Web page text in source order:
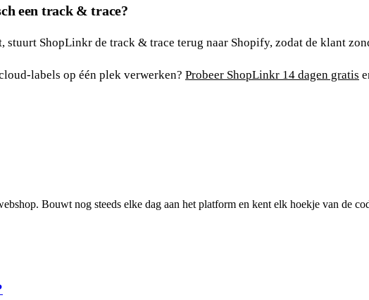
een track & trace?
stuurt ShopLinkr de track & trace terug naar Shopify, zodat de klant
labels op één plek verwerken? Probeer ShopLinkr 14 dagen gratis
Bouwt nog steeds elke dag aan het platform en kent elk hoekje van de